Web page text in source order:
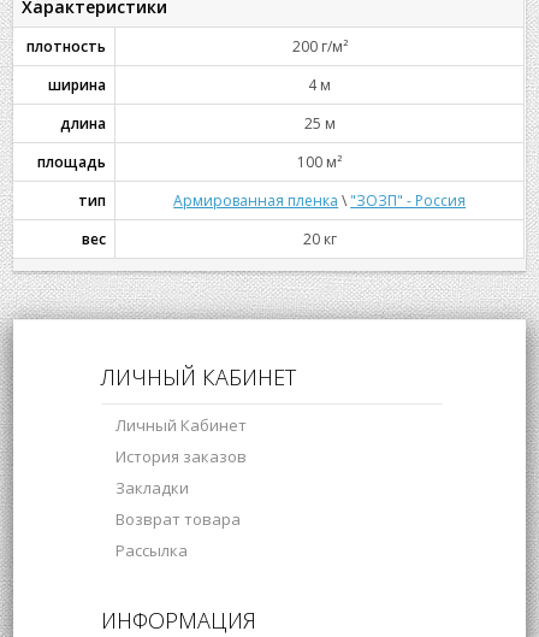
Характеристики
плотность
200 г/м²
ширина
4 м
длина
25 м
площадь
100 м²
тип
Армированная пленка \ "ЗОЗП" - Россия
вес
20 кг
ЛИЧНЫЙ КАБИНЕТ
Личный Кабинет
История заказов
Закладки
Возврат товара
Рассылка
ИНФОРМАЦИЯ